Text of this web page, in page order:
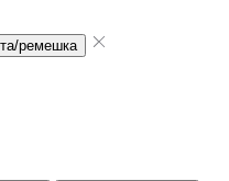
ремешка